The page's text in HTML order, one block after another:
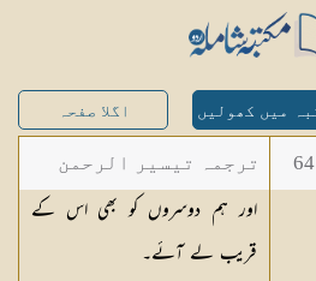
میں کھولیں اگلا صفحہ
ترجمہ تیسیر الرحمن
لبیان القرآن - محمد
لقمان سلفی
اور ہم دوسروں کو بھی اس کے
قریب لے آئے۔